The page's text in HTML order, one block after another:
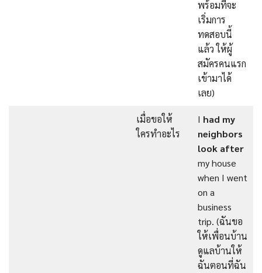
พร้อมที่จะ
เริ่มการ
ทดสอบนี้
แล้ว ให้ผู้
สมัครคนแรก
เข้ามาได้
เลย)
เมื่อขอให้
ใครทำอะไร
I had my
neighbors
look after
my house
when I went
on a
business
trip. (ฉันขอ
ให้เพื่อนบ้าน
ดูแลบ้านให้
ฉันตอนที่ฉัน